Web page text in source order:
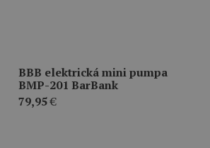
BBB elektrická mini pumpa
BMP-201 BarBank
79,95€